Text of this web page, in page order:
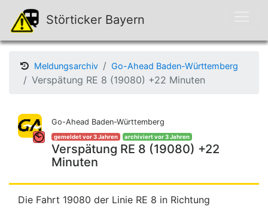
Störticker Bayern
Meldungsarchiv Go-Ahead Baden-Württemberg
Verspätung RE 8 (19080) +22 Minuten
Go-Ahead Baden-Württemberg
gemeldet vor 3 Jahren archiviert vor 3 Jahren
Verspätung RE 8 (19080) +22
Minuten
Die Fahrt 19080 der Linie RE 8 in Richtung